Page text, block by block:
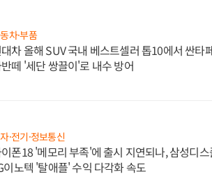
차·부품
차 올해 SUV 국내 베스트셀러 톱10에서 싼타
떼 '세단 쌍끌이'로 내수 방어
·전기·정보통신
폰18 '메모리 부족'에 출시 지연되나, 삼성디
이노텍 '탈애플' 수익 다각화 속도